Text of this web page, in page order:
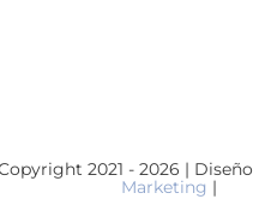
2021 - 2026 | Diseño
Marketing |